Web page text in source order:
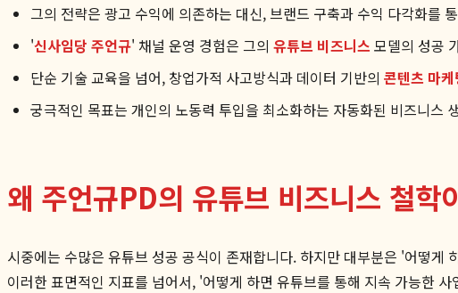
그의 전략은 광고 수익에 의존하는 대신, 브랜드 구축과 수익 다각화를
'신사임당 주언규' 채널 운영 경험은 그의 유튜브 비즈니스 모델의 성공
단순 기술 교육을 넘어, 창업가적 사고방식과 데이터 기반의 콘텐츠 마케
궁극적인 목표는 개인의 노동력 투입을 최소화하는 자동화된 비즈니스
왜 주언규PD의 유튜브 비즈니스 철학
시중에는 수많은 유튜브 성공 공식이 존재합니다. 하지만 대부분은 '어떻
이러한 표면적인 지표를 넘어서, '어떻게 하면 유튜브를 통해 지속 가능한